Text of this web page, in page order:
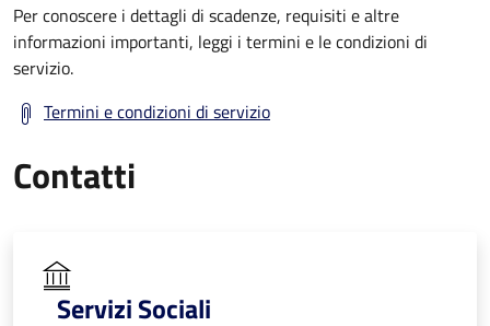
Per conoscere i dettagli di scadenze, requisiti e altre
informazioni importanti, leggi i termini e le condizioni di
servizio.
Termini e condizioni di servizio
Contatti
Servizi Sociali